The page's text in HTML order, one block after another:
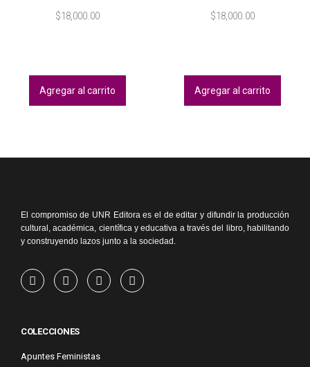
$18,000.00
Agregar al carrito
$18,000.00
Agregar al carrito
El compromiso de UNR Editora es el de editar y difundir la producción
cultural, académica, científica y educativa a través del libro, habilitando
y construyendo lazos junto a la sociedad.
COLECCIONES
Apuntes Feministas